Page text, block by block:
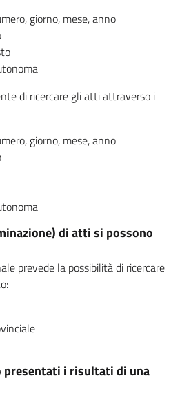
giorno, mese, anno
di ricercare gli atti attraverso i
giorno, mese, anno
di atti si possono
prevede la possibilità di ricercare
presentati i risultati di una